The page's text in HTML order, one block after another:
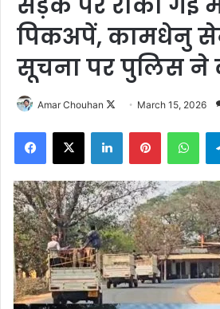
पिकअपें, कामधेनु
सूचना पर पुलिस ने
Amar Chouhan
FollowMarch 15, 2026
Facebook
X LinkedInPinterest